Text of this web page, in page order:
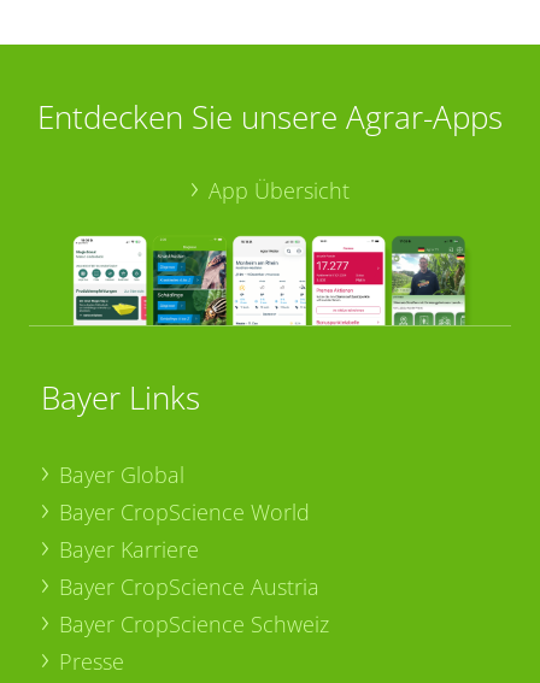
Entdecken Sie unsere Agrar-Apps
App Übersicht
Bayer Links
Bayer Global
Bayer CropScience World
Bayer Karriere
Bayer CropScience Austria
Bayer CropScience Schweiz
Presse